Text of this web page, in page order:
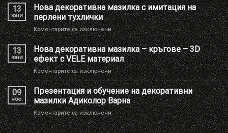
брандиране
на
Шоу
РУМ
Адиколор
13
юни
Нова декоративна мазилка с имитация на
перлени тухлички
Коментарите са изключениза
Нова
декоративна
мазилка
с
имитация
на
перлени
тухлички
13
юни
Нова декоративна мазилка – кръгове – 3D
ефект с VELE материал
Коментарите са изключениза
Нова
декоративна
мазилка
–
кръгове
–
3D
09
ное.
Презентация и обучение на декоративни
мазилки Адиколор Варна
Коментарите са изключениза
Презентация
и